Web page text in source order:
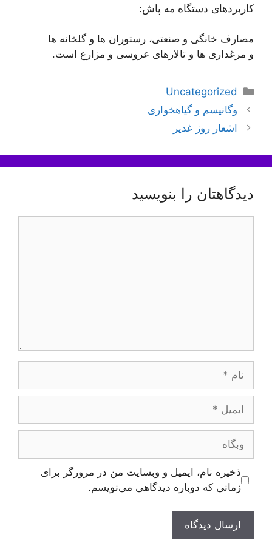
کاربردهای دستگاه مه پاش:
مصارف خانگی و صنعتی، رستوران ها و گلخانه ها
و مرغداری ها و تالارهای عروسی و مزارع است.
دسته‌ها
Uncategorized
ناوبری
نوشته‌ها
وگانیسم و گیاهخواری
اشعار روز غدیر
دیدگاهتان را بنویسید
ایمیل
وبگاه
ذخیره نام، ایمیل و وبسایت من در مرورگر برای
زمانی که دوباره دیدگاهی می‌نویسم.